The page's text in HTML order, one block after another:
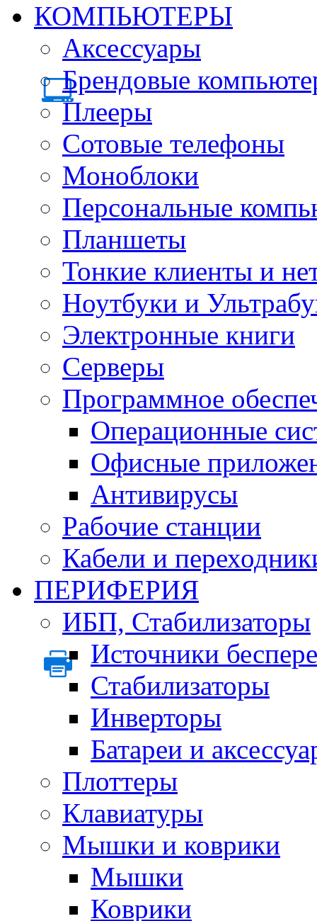
КОМПЬЮТЕРЫ
Аксессуары
Брендовые
Плееры
Сотовые телефоны
Моноблоки
Персональные
Планшеты
Тонкие клиенты и
Ноутбуки и
Электронные книги
Серверы
Программное
Операционные
Офисные
Антивирусы
Рабочие станции
Кабели и
ПЕРИФЕРИЯ
ИБП, Стабилизаторы
Источники
Стабилизаторы
Инверторы
Батареи и
Плоттеры
Клавиатуры
Мышки и коврики
Мышки
Коврики